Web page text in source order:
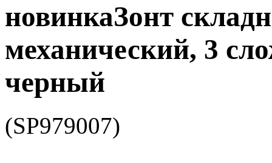
новинкаЗонт
механический, 3
черный
(SP979007)